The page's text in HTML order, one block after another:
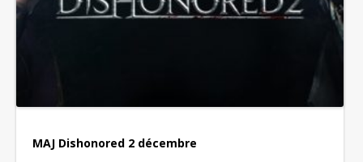
MAJ Dishonored 2 décembre